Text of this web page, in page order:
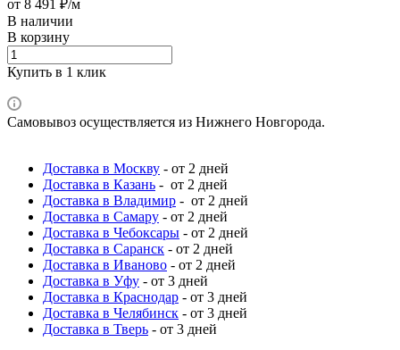
от 8 491 ₽/м
В наличии
В корзину
Купить в 1 клик
Самовывоз осуществляется из Нижнего Новгорода.
Доставка в Москву - от 2 дней
Доставка в Казань - от 2 дней
Доставка в Владимир - от 2 дней
Доставка в Самару - от 2 дней
Доставка в Чебоксары - от 2 дней
Доставка в Саранск - от 2 дней
Доставка в Иваново - от 2 дней
Доставка в Уфу - от 3 дней
Доставка в Краснодар - от 3 дней
Доставка в Челябинск - от 3 дней
Доставка в Тверь - от 3 дней